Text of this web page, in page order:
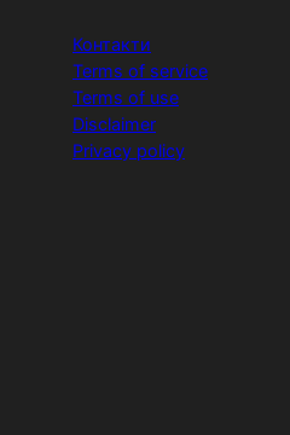
Контакти
Terms of service
Terms of use
Disclaimer
Privacy policy